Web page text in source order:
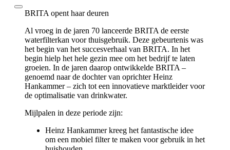
BRITA opent haar deuren
Al vroeg in de jaren 70 lanceerde BRITA de eerste
waterfilterkan voor thuisgebruik. Deze gebeurtenis was
het begin van het succesverhaal van BRITA. In het
begin hielp het hele gezin mee om het bedrijf te laten
groeien. In de jaren daarop ontwikkelde BRITA –
genoemd naar de dochter van oprichter Heinz
Hankammer – zich tot een innovatieve marktleider voor
de optimalisatie van drinkwater.
Mijlpalen in deze periode zijn:
Heinz Hankammer kreeg het fantastische idee
om een mobiel filter te maken voor gebruik in het